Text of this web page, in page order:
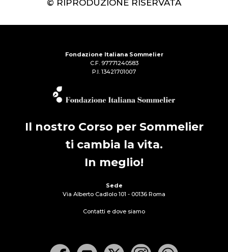
© RIPRODUZIONE RISERVATA
Fondazione Italiana Sommelier
C.F. 97771240583
P.I. 13421701007
Il nostro Corso per Sommelier
ti cambia la vita.
In meglio!
Sede
Via Alberto Cadlolo 101 - 00136 Roma
Contatti e dove siamo